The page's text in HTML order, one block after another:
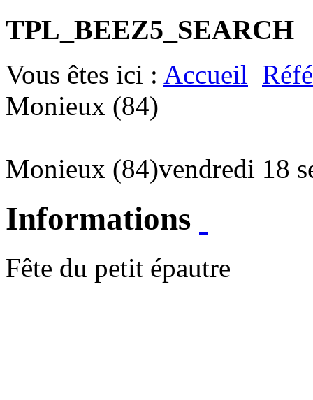
TPL_BEEZ5_SEARCH
Vous êtes ici : Accueil
Monieux (84)
Monieux (84)vendredi 18
Informations
Fête du petit épautre